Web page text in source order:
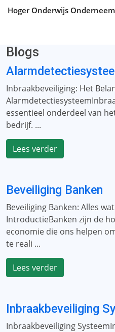
Hoger Onderwijs
Blogs
Inbraakbeveiliging: Het
essentieel onderdeel van
bedrijf. ...
Lees verder
Beveiliging Banken
Beveiliging Banken: Alles
IntroductieBanken zijn de
economie die ons helpen
te reali ...
Lees verder
Inbraakbeveiliging
Inbraakbeveiliging